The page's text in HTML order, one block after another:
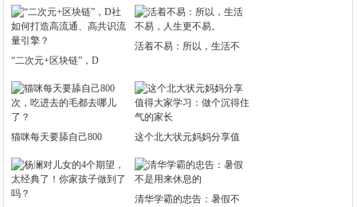
“二次元+区块链”，D
活着不易：所以，生活不
猫咪每天要舔自己800 这个北大状元妈妈分享值
清华学霸的忠告：暑假不